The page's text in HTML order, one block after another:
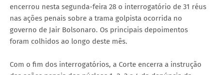
encerrou nesta segunda-feira 28 o interrogatório de 31 réus
nas ações penais sobre a trama golpista ocorrida no
governo de Jair Bolsonaro. Os principais depoimentos
foram colhidos ao longo deste mês.
Com o fim dos interrogatórios, a Corte encerra a instrução